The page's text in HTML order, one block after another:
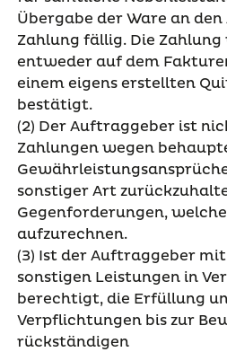
Übergabe der Ware an
Zahlung fällig. Die
entweder auf dem
einem eigens erstellten
bestätigt.
(2) Der Auftraggeber ist
Zahlungen wegen
sonstiger Art
Gegenforderungen,
aufzurechnen.
(3) Ist der Auftraggeber
sonstigen Leistungen in
berechtigt, die Erfüllung
Verpflichtungen bis zur
rückständigen